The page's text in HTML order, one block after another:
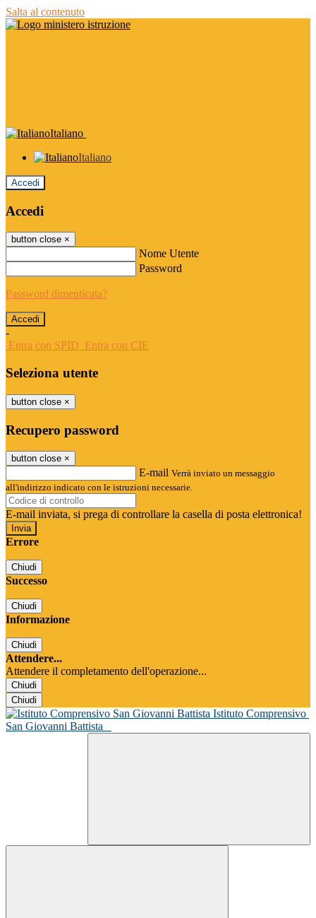
Salta al contenuto
Italiano
Italiano
Accedi
Accedi
button close ×
Nome Utente
Password
Password dimenticata?
-
Entra con SPID Entra con CIE
Seleziona utente
button close ×
Recupero password
button close ×
E-mail Verrà inviato un messaggio
all'indirizzo indicato con le istruzioni necessarie.
E-mail inviata, si prega di controllare la casella di posta elettronica!
Errore
Chiudi
Successo
Chiudi
Informazione
Chiudi
Attendere...
Attendere il completamento dell'operazione...
Chiudi
Chiudi
Istituto Comprensivo
San Giovanni Battista